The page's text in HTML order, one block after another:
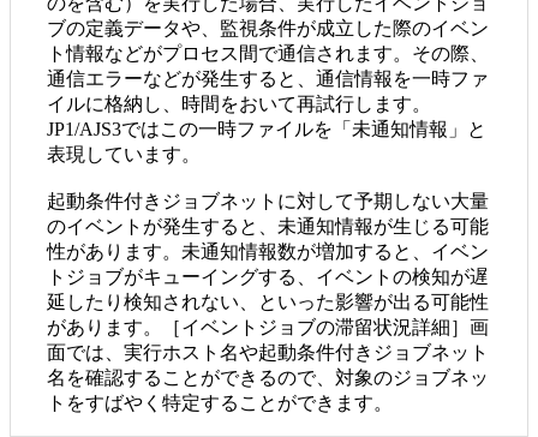
ブの定義データや、監視条件が成立した際のイベン
ト情報などがプロセス間で通信されます。その際、
通信エラーなどが発生すると、通信情報を一時ファ
イルに格納し、時間をおいて再試行します。
JP1/AJS3ではこの一時ファイルを「未通知情報」と
表現しています。
起動条件付きジョブネットに対して予期しない大量
のイベントが発生すると、未通知情報が生じる可能
性があります。未通知情報数が増加すると、イベン
トジョブがキューイングする、イベントの検知が遅
延したり検知されない、といった影響が出る可能性
があります。［イベントジョブの滞留状況詳細］画
面では、実行ホスト名や起動条件付きジョブネット
名を確認することができるので、対象のジョブネッ
トをすばやく特定することができます。